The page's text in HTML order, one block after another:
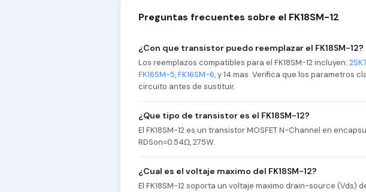
Preguntas frecuentes sobre el FK18SM-12
¿Con que transistor puedo reemplazar el FK18SM-12?
Los reemplazos compatibles para el FK18SM-12 incluyen:
FK16SM-5,FK16SM-6, y 14 mas. Verifica que los parametros
circuito antes de sustituir.
¿Que tipo de transistor es el FK18SM-12?
El FK18SM-12 es un transistor MOSFET N-Channel en
RDSon=0.54Ω, 275W.
¿Cual es el voltaje maximo del FK18SM-12?
El FK18SM-12 soporta un voltaje maximo drain-source